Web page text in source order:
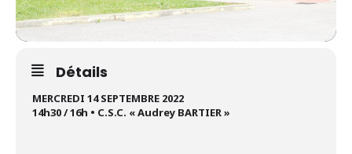
Détails
MERCREDI 14 SEPTEMBRE 2022
14h30 / 16h • C.S.C. « Audrey BARTIER »